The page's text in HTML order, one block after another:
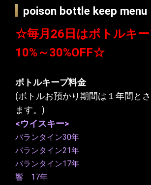
poison bottle keep menu
☆毎月26日はボトルキ
10%～
ボトルキープ料金
(ボトルお預かり期間は１年間と
ます。)
<ウイスキー>
バランタイン30年
バランタイン21年
バランタイン17年
響 17年